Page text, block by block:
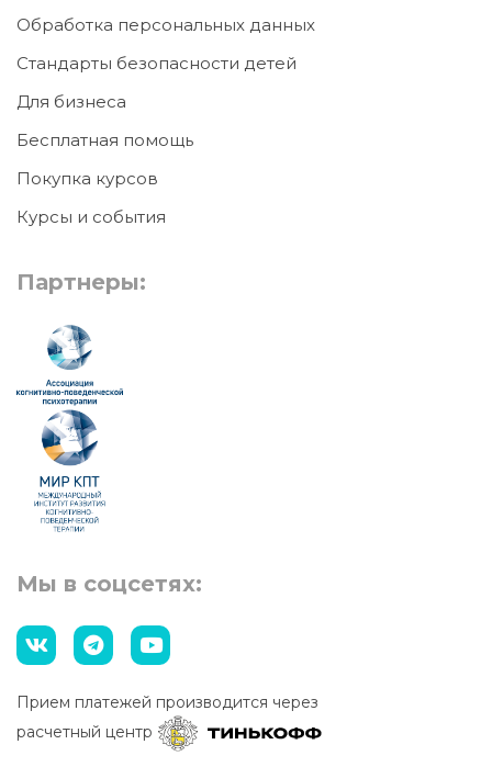
Обработка персональных данных
Стандарты безопасности детей
Для бизнеса
Бесплатная помощь
Покупка курсов
Курсы и события
Партнеры:
Мы в соцсетях:
Прием платежей производится через
расчетный центр